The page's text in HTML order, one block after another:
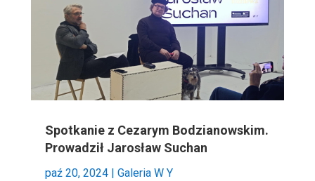
Spotkanie z Cezarym Bodzianowskim.
Prowadził Jarosław Suchan
paź 20, 2024| Galeria W Y